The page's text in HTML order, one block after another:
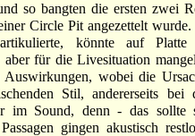
so bangten die ersten zwei
Circle Pit angezettelt
könnte auf
für die Livesituation
Auswirkungen, wobei die
Stil, andererseits bei
im Sound, denn - das sollte
gingen akustisch